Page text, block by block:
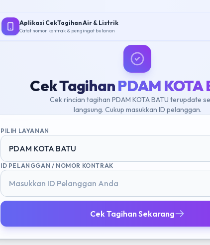
Aplikasi CekTagihan Air & Listrik
Catat nomor kontrak & pengingat bulanan
Cek TagihanPDAM KOTA
Cek rincian tagihan PDAM KOTA BATU terupdate
langsung. Cukup masukkan ID pelanggan.
PILIH LAYANAN
PDAM KOTA BATU
ID PELANGGAN / NOMOR KONTRAK
Cek Tagihan Sekarang